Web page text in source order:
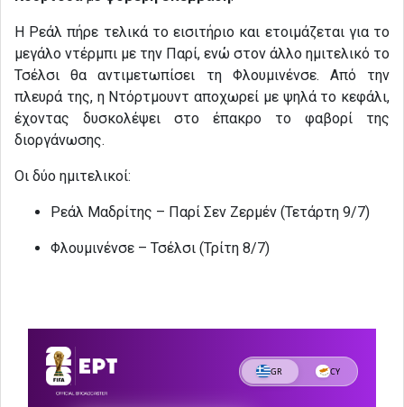
Η Ρεάλ πήρε τελικά το εισιτήριο και ετοιμάζεται για το
μεγάλο ντέρμπι με την Παρί, ενώ στον άλλο ημιτελικό το
Τσέλσι θα αντιμετωπίσει τη Φλουμινένσε. Από την
πλευρά της, η Ντόρτμουντ αποχωρεί με ψηλά το κεφάλι,
έχοντας δυσκολέψει στο έπακρο το φαβορί της
διοργάνωσης.
Οι δύο ημιτελικοί:
Ρεάλ Μαδρίτης – Παρί Σεν Ζερμέν (Τετάρτη 9/7)
Φλουμινένσε – Τσέλσι (Τρίτη 8/7)